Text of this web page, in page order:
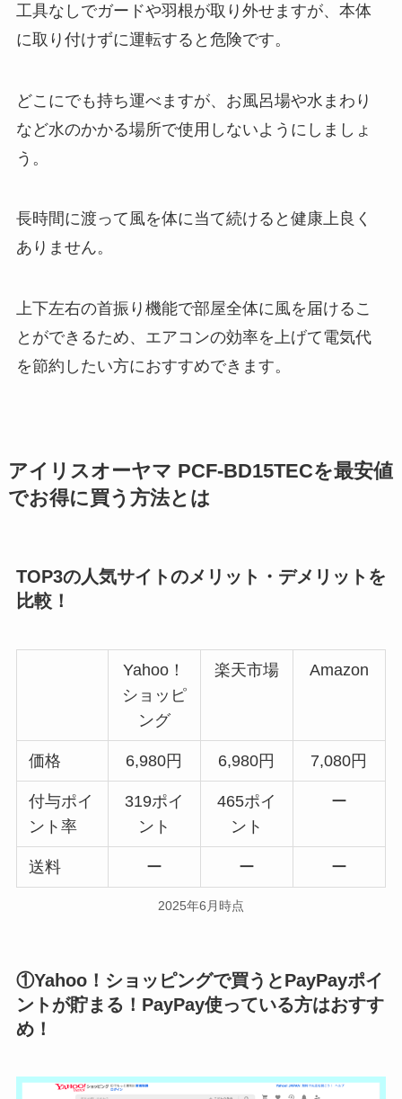
工具なしでガードや羽根が取り外せますが、本体
に取り付けずに運転すると危険です。
どこにでも持ち運べますが、お風呂場や水まわり
など水のかかる場所で使用しないようにしましょ
う。
長時間に渡って風を体に当て続けると健康上良く
ありません。
上下左右の首振り機能で部屋全体に風を届けるこ
とができるため、エアコンの効率を上げて電気代
を節約したい方におすすめできます。
アイリスオーヤマ PCF-BD15TECを最安値
でお得に買う方法とは
TOP3の人気サイトのメリット・デメリットを
比較！
Yahoo！
ショッピ
ング
楽天市場 Amazon
価格 6,980円 6,980円 7,080円
付与ポイ
ント率
319ポイ
ント
465ポイ
ント
ー
送料 ー ー ー
2025年6月時点
①Yahoo！ショッピングで買うとPayPayポイ
ントが貯まる！PayPay使っている方はおすす
め！